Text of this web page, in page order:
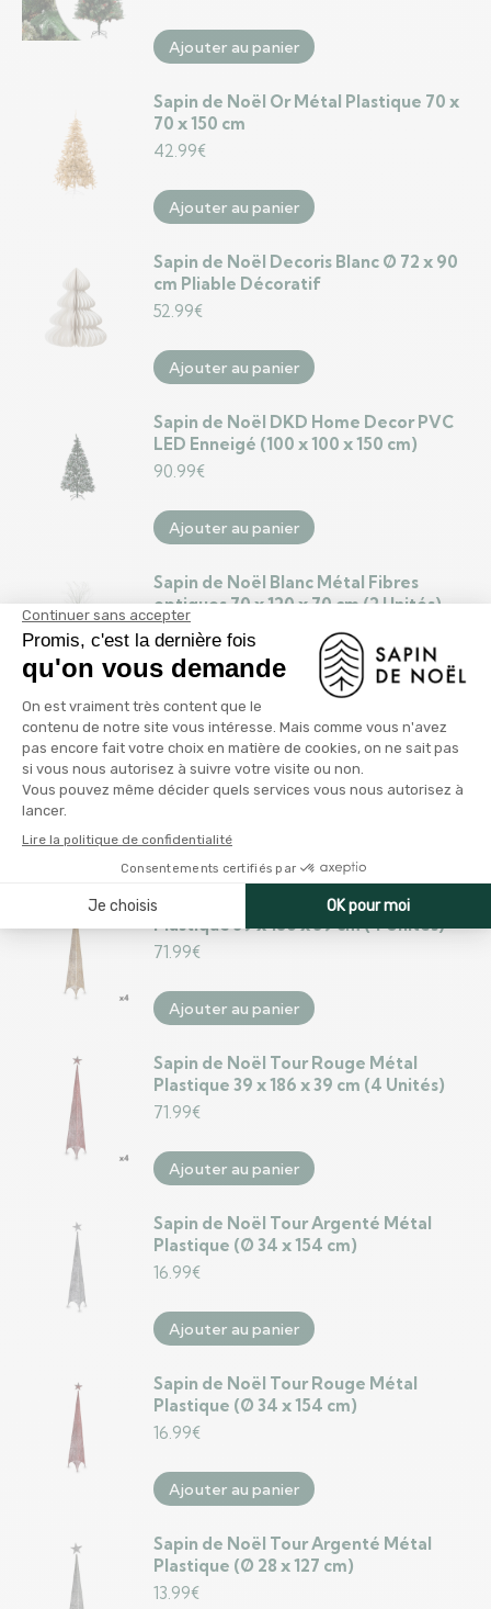
Ajouter au panier
Sapin de Noël Or Métal Plastique 70 x
70 x 150 cm
42.99€
Ajouter au panier
Sapin de Noël Decoris Blanc Ø 72 x 90
cm Pliable Décoratif
52.99€
Ajouter au panier
Sapin de Noël DKD Home Decor PVC
LED Enneigé (100 x 100 x 150 cm)
90.99€
Ajouter au panier
Sapin de Noël Blanc Métal Fibres
optiques 70 x 120 x 70 cm (2 Unités)
76.99€
Sapin de Noël Blanc Métal 17,5 x 50 x 11
cm (8 Unités)
65.99€
Ajouter au panier
Sapin de Noël Tour Étoile Doré Métal
Plastique 39 x 186 x 39 cm (4 Unités)
71.99€
Ajouter au panier
Sapin de Noël Tour Rouge Métal
Plastique 39 x 186 x 39 cm (4 Unités)
71.99€
Ajouter au panier
Sapin de Noël Tour Argenté Métal
Plastique (Ø 34 x 154 cm)
16.99€
Ajouter au panier
Sapin de Noël Tour Rouge Métal
Plastique (Ø 34 x 154 cm)
16.99€
Ajouter au panier
Sapin de Noël Tour Argenté Métal
Plastique (Ø 28 x 127 cm)
13.99€